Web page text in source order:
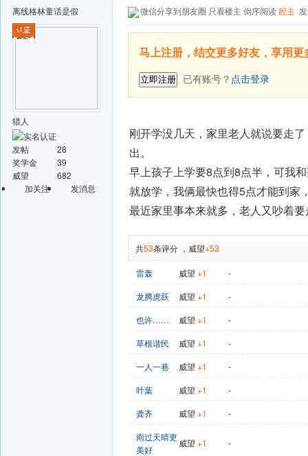
离线格林童话是假
猎人
发帖
28
奖学金
39
威望
682
加关注
发消息
微信分享到朋友圈 只看楼主 倒序阅读 腔主
马上注册，结交更多好友，享用
立即注册 已有账号？ 点击登录
刚开学没几天，家里老人就说要走
出。
早上孩子上学要8点到8点半，可我
就放学，我俩最快也得5点才能到家
最近家里事本来就多，老人又吵着
共53条评分 ， 威望+53
雷轰 威望 +1
-
龙腾虎跃
威望 +1
-
也许……
威望 +1
-
草根谐民
威望 +1
-
一人一巷
威望 +1
-
叶葉
威望 +1
-
龚齐
威望 +1
-
雨过天晴更
美好
威望 +1 -